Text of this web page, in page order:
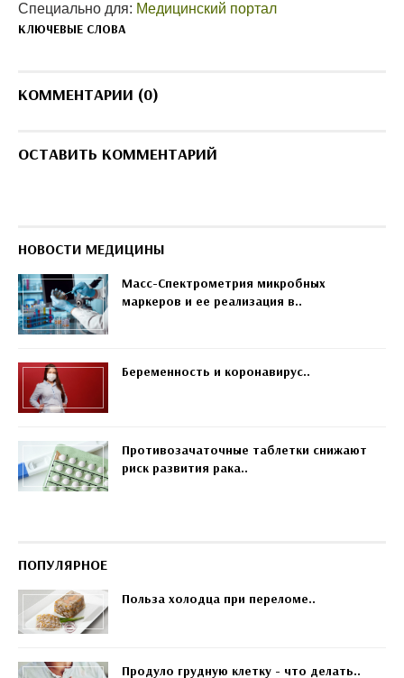
Специально для: Медицинский портал
КЛЮЧЕВЫЕ СЛОВА
КОММЕНТАРИИ (0)
ОСТАВИТЬ КОММЕНТАРИЙ
НОВОСТИ МЕДИЦИНЫ
Масс-Спектрометрия микробных
маркеров и ее реализация в..
Беременность и коронавирус..
Противозачаточные таблетки снижают
риск развития рака..
ПОПУЛЯРНОЕ
Польза холодца при переломе..
Продуло грудную клетку - что делать..